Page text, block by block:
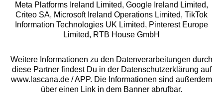
Alle Preise inkl. MwSt., zzgl.
Versandkosten
** Bonität vorausgesetzt, berechtigt zur Bonitätsprüfung
Meta Platforms Ireland Limited, Google Ireland Limited,
Criteo SA, Microsoft Ireland Operations Limited, TikTok
Information Technologies UK Limited, Pinterest Europe
Limited, RTB House GmbH
Weitere Informationen zu den Datenverarbeitungen durch
diese Partner findest Du in der Datenschutzerklärung auf
www.lascana.de / APP. Die Informationen sind außerdem
über einen Link in dem Banner abrufbar.